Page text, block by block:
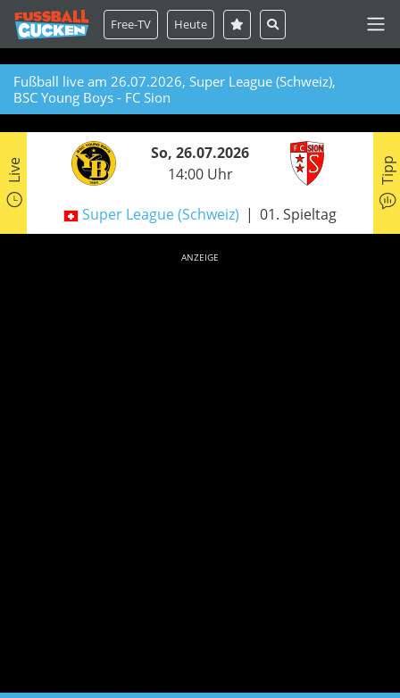
Free-TV Heute
Fußball live am 26.07.2026, Super League (Schweiz),
BSC Young Boys - FC Sion
Live
So, 26.07.2026
14:00 Uhr
Super League (Schweiz) 01. Spieltag
Tipp
ANZEIGE